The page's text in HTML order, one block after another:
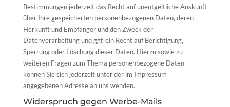
Bestimmungen jederzeit das Recht auf unentgeltliche Auskunft
über Ihre gespeicherten personenbezogenen Daten, deren
Herkunft und Empfänger und den Zweck der
Datenverarbeitung und ggf. ein Recht auf Berichtigung,
Sperrung oder Löschung dieser Daten. Hierzu sowie zu
weiteren Fragen zum Thema personenbezogene Daten
können Sie sich jederzeit unter der im Impressum
angegebenen Adresse an uns wenden.
Widerspruch gegen Werbe-Mails